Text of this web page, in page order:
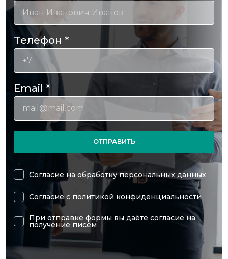
Телефон *
Email *
ОТПРАВИТЬ
Согласие на обработкуперсональных данных
Согласие с политикой конфиденциальности
При отправке формы вы даёте согласие на
получение писем